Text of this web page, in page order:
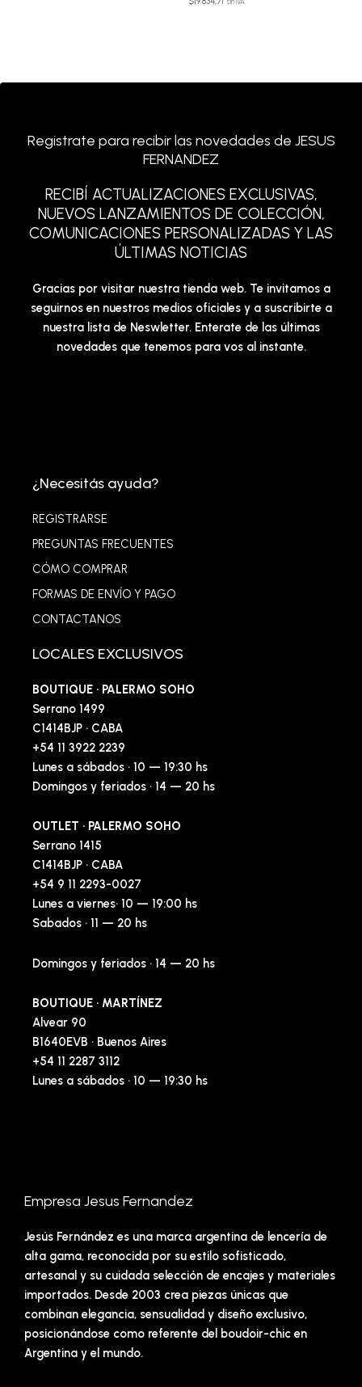
sin IVA
Registrate para recibir las novedades de JESUS
FERNANDEZ
RECIBÍ ACTUALIZACIONES EXCLUSIVAS,
NUEVOS LANZAMIENTOS DE COLECCIÓN,
COMUNICACIONES PERSONALIZADAS Y LAS
ÚLTIMAS NOTICIAS
Gracias por visitar nuestra tienda web. Te invitamos a
seguirnos en nuestros medios oficiales y a suscribirte a
nuestra lista de Neswletter. Enterate de las últimas
novedades que tenemos para vos al instante.
¿Necesitás ayuda?
REGISTRARSE
PREGUNTAS FRECUENTES
CÓMO COMPRAR
FORMAS DE ENVÍO Y PAGO
CONTACTANOS
LOCALES EXCLUSIVOS
BOUTIQUE · PALERMO SOHO
Serrano 1499
C1414BJP · CABA
+54 11 3922 2239
Lunes a sábados · 10 — 19:30 hs
Domingos y feriados · 14 — 20 hs
OUTLET · PALERMO SOHO
Serrano 1415
C1414BJP · CABA
+54 9 11 2293-0027
Lunes a viernes· 10 — 19:00 hs
Sabados · 11 — 20 hs
Domingos y feriados · 14 — 20 hs
BOUTIQUE · MARTÍNEZ
Alvear 90
B1640EVB · Buenos Aires
+54 11 2287 3112
Lunes a sábados · 10 — 19:30 hs
Empresa Jesus Fernandez
Jesús Fernández es una marca argentina de lencería de
alta gama, reconocida por su estilo sofisticado,
artesanal y su cuidada selección de encajes y materiales
importados. Desde 2003 crea piezas únicas que
combinan elegancia, sensualidad y diseño exclusivo,
posicionándose como referente del boudoir-chic en
Argentina y el mundo.